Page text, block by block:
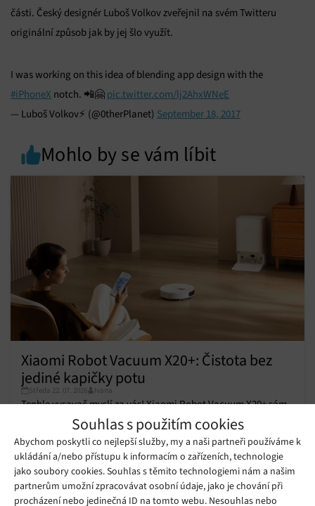
Souhlas s použitím cookies
Abychom poskytli co nejlepší služby, my a naši partneři používáme k
ukládání a/nebo přístupu k informacím o zařízeních, technologie
jako soubory cookies. Souhlas s těmito technologiemi nám a našim
partnerům umožní zpracovávat osobní údaje, jako je chování při
procházení nebo jedinečná ID na tomto webu. Nesouhlas nebo
části. Český designér Luboš Volkov zveřejnil na svém Twitteru
originální způsob jak by jej šlo využít.
I was working on this idea of blending app design with the
#iPhoneX notch. 📲🤗 pic.twitter.com/lj2AhxWNeE
— Luboš Volkov⚡️ (@0therPlanet) September 18, 2017
Mohlo by se vám líbit
Xiaomi Robot Vacuum X20+: Čistota bez
jediné kapičky potu
Středa 22. 07. 2026 Ivana
Tenhle vysavač myslí za vás! Xiaomi Robot Vacuum X20+ sám
skenuje prostor, pere mopy a nabízí brutální sací výkon. Ruční
úklid je minulostí!